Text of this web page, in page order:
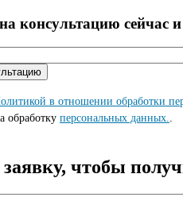
консyльтацию сейчас
в отношении обработки
обработку персональных данных..
заявку, чтобы